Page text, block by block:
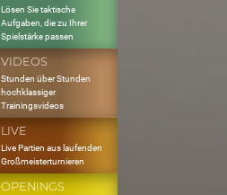
Lösen Sie taktische
Aufgaben, die zu Ihrer
Spielstärke passen
VIDEOS
Stunden über Stunden
hochklassiger
Trainingsvideos
LIVE
Live Partien aus laufenden
Großmeisterturnieren
OPENINGS